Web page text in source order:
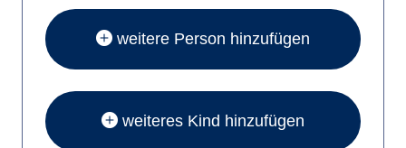
weitere Person hinzufügen
weiteres Kind hinzufügen